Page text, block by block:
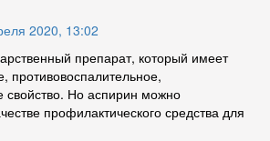
2020, 13:02
препарат, который имеет
свойство. Но аспирин можно
профилактического средства для